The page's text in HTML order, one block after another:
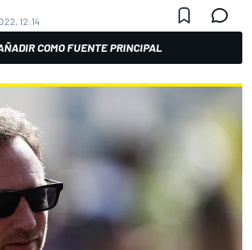
12:14
COMO FUENTE PRINCIPAL